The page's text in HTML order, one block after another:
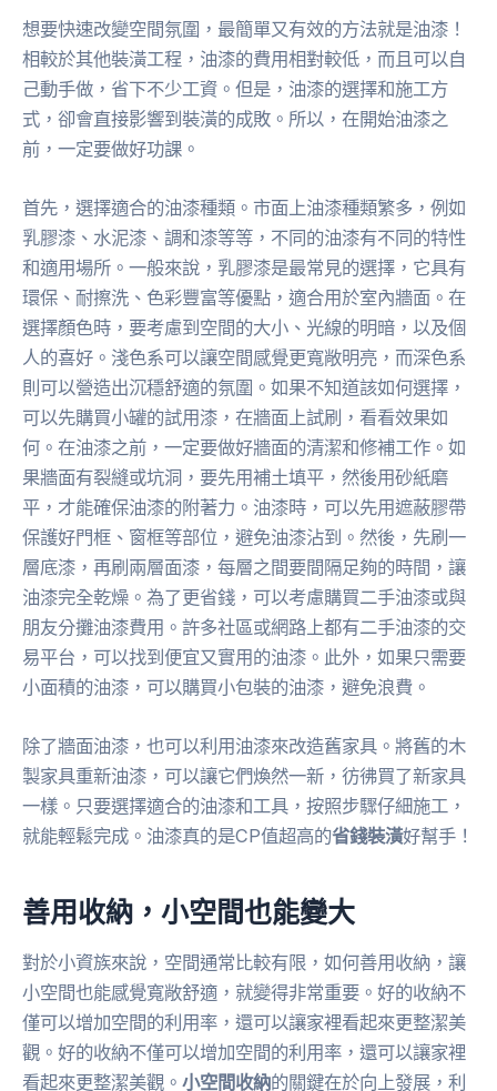
想要快速改變空間氛圍，最簡單又有效的方法就是油漆！
相較於其他裝潢工程，油漆的費用相對較低，而且可以自
己動手做，省下不少工資。但是，油漆的選擇和施工方
式，卻會直接影響到裝潢的成敗。所以，在開始油漆之
前，一定要做好功課。
首先，選擇適合的油漆種類。市面上油漆種類繁多，例如
乳膠漆、水泥漆、調和漆等等，不同的油漆有不同的特性
和適用場所。一般來說，乳膠漆是最常見的選擇，它具有
環保、耐擦洗、色彩豐富等優點，適合用於室內牆面。在
選擇顏色時，要考慮到空間的大小、光線的明暗，以及個
人的喜好。淺色系可以讓空間感覺更寬敞明亮，而深色系
則可以營造出沉穩舒適的氛圍。如果不知道該如何選擇，
可以先購買小罐的試用漆，在牆面上試刷，看看效果如
何。在油漆之前，一定要做好牆面的清潔和修補工作。如
果牆面有裂縫或坑洞，要先用補土填平，然後用砂紙磨
平，才能確保油漆的附著力。油漆時，可以先用遮蔽膠帶
保護好門框、窗框等部位，避免油漆沾到。然後，先刷一
層底漆，再刷兩層面漆，每層之間要間隔足夠的時間，讓
油漆完全乾燥。為了更省錢，可以考慮購買二手油漆或與
朋友分攤油漆費用。許多社區或網路上都有二手油漆的交
易平台，可以找到便宜又實用的油漆。此外，如果只需要
小面積的油漆，可以購買小包裝的油漆，避免浪費。
除了牆面油漆，也可以利用油漆來改造舊家具。將舊的木
製家具重新油漆，可以讓它們煥然一新，彷彿買了新家具
一樣。只要選擇適合的油漆和工具，按照步驟仔細施工，
就能輕鬆完成。油漆真的是CP值超高的省錢裝潢好幫手！
善用收納，小空間也能變大
對於小資族來說，空間通常比較有限，如何善用收納，讓
小空間也能感覺寬敞舒適，就變得非常重要。好的收納不
僅可以增加空間的利用率，還可以讓家裡看起來更整潔美
觀。好的收納不僅可以增加空間的利用率，還可以讓家裡
看起來更整潔美觀。 小空間收納的關鍵在於向上發展，利